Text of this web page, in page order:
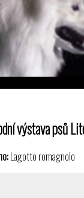
výstava psů
Lagotto romagnolo